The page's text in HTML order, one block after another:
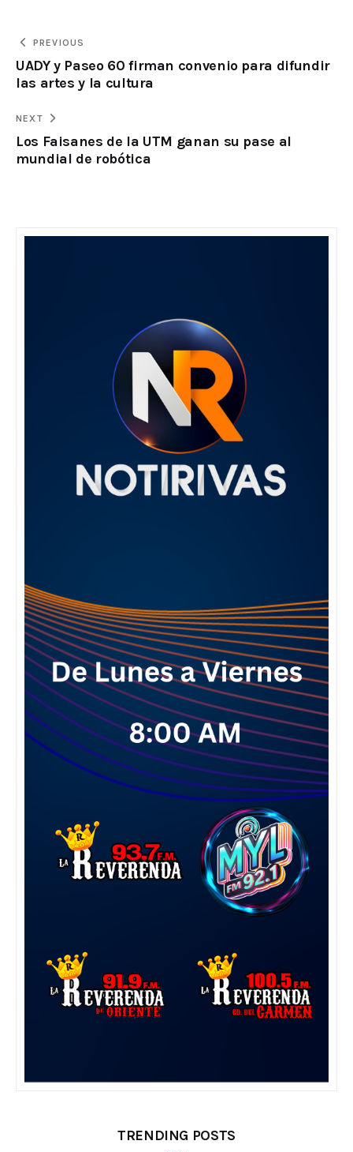
PREVIOUS
UADY y Paseo 60 firman convenio para difundir
las artes y la cultura
NEXT
Los Faisanes de la UTM ganan su pase al
mundial de robótica
TRENDING POSTS